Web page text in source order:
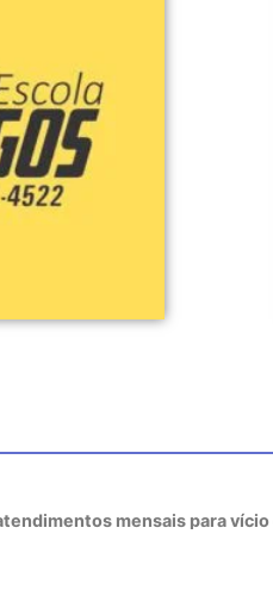
mensais para